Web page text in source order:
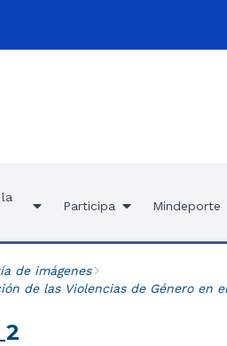
Participa Mindeporte
de imágenes
de las Violencias de Género en